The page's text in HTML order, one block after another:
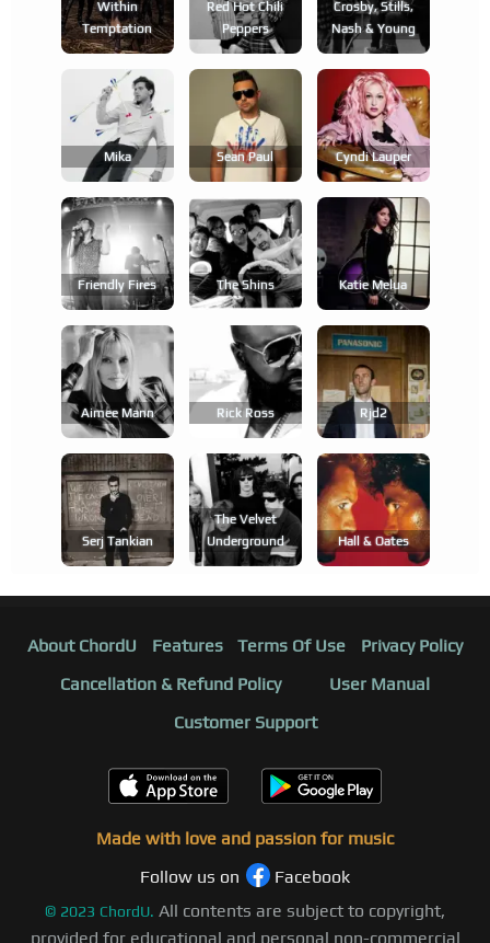
Within
Temptation
Red Hot Chili
Peppers
Crosby, Stills,
Nash & Young
Mika Sean Paul Cyndi Lauper
Friendly Fires The Shins Katie Melua
Aimee Mann Rick Ross Rjd2
Serj Tankian
The Velvet
Underground
Hall & Oates
About ChordU Features Terms Of Use
Privacy Policy
Cancellation & Refund Policy
User Manual
Customer Support
Made with love and passion for music
Follow us on
Facebook
© 2023 ChordU. All contents are subject to copyright,
provided for educational and personal non-commercial